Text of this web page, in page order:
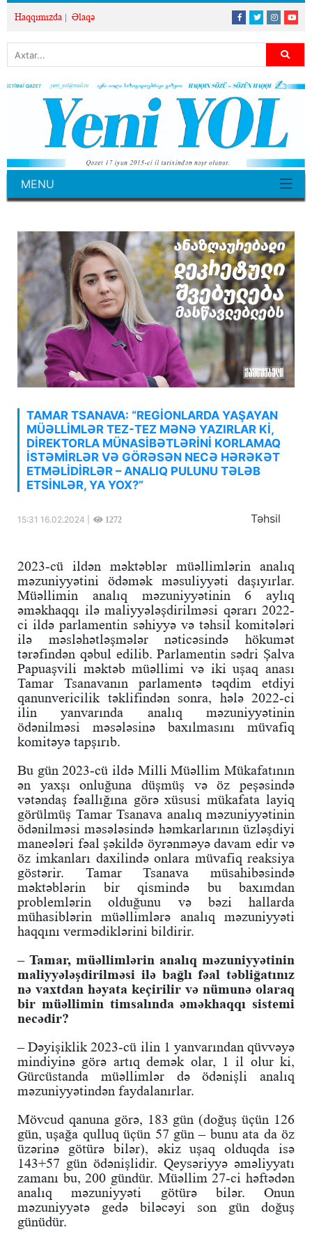
Haqqımızda Əlaqə
MENU
TAMAR TSANAVA: “REGİONLARDA YAŞAYAN
MÜƏLLİMLƏR TEZ-TEZ MƏNƏ YAZIRLAR Kİ,
DİREKTORLA MÜNASİBƏTLƏRİNİ KORLAMAQ
İSTƏMİRLƏR VƏ GÖRƏSƏN NECƏ HƏRƏKƏT
ETMƏLİDİRLƏR – ANALIQ PULUNU TƏLƏB
ETSİNLƏR, YA YOX?”
15:31 16.02.2024 | 1272 Təhsil
2023-cü ildən məktəblər müəllimlərin analıq
məzuniyyətini ödəmək məsuliyyəti daşıyırlar.
Müəllimin analıq məzuniyyətinin 6 aylıq
əməkhaqqı ilə maliyyələşdirilməsi qərarı 2022-
ci ildə parlamentin səhiyyə və təhsil komitələri
ilə məsləhətləşmələr nəticəsində hökumət
tərəfindən qəbul edilib. Parlamentin sədri Şalva
Papuaşvili məktəb müəllimi və iki uşaq anası
Tamar Tsanavanın parlamentə təqdim etdiyi
qanunvericilik təklifindən sonra, hələ 2022-ci
ilin yanvarında analıq məzuniyyətinin
ödənilməsi məsələsinə baxılmasını müvafiq
komitəyə tapşırıb.
Bu gün 2023-cü ildə Milli Müəllim Mükafatının
ən yaxşı onluğuna düşmüş və öz peşəsində
vətəndaş fəallığına görə xüsusi mükafata layiq
görülmüş Tamar Tsanava analıq məzuniyyətinin
ödənilməsi məsələsində həmkarlarının üzləşdiyi
maneələri fəal şəkildə öyrənməyə davam edir və
öz imkanları daxilində onlara müvafiq reaksiya
göstərir. Tamar Tsanava müsahibəsində
məktəblərin bir qismində bu baxımdan
problemlərin olduğunu və bəzi hallarda
mühasiblərin müəllimlərə analıq məzuniyyəti
haqqını vermədiklərini bildirir.
– Tamar, müəllimlərin analıq məzuniyyətinin
maliyyələşdirilməsi ilə bağlı fəal təbliğatınız
nə vaxtdan həyata keçirilir və nümunə olaraq
bir müəllimin timsalında əməkhaqqı sistemi
necədir?
– Dəyişiklik 2023-cü ilin 1 yanvarından qüvvəyə
mindiyinə görə artıq demək olar, 1 il olur ki,
Gürcüstanda müəllimlər də ödənişli analıq
məzuniyyətindən faydalanırlar.
Mövcud qanuna görə, 183 gün (doğuş üçün 126
gün, uşağa qulluq üçün 57 gün – bunu ata da öz
üzərinə götürə bilər), əkiz uşaq olduqda isə
143+57 gün ödənişlidir. Qeysəriyyə əməliyyatı
zamanı bu, 200 gündür. Müəllim 27-ci həftədən
analıq məzuniyyəti götürə bilər. Onun
məzuniyyətə gedə biləcəyi son gün doğuş
günüdür.